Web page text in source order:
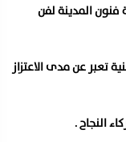
فنون المدينة لفن
تعبر عن مدى الاعتزاز
النجاح .